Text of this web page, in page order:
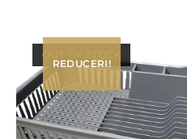
OUT OF STOCK
REDUCERI!